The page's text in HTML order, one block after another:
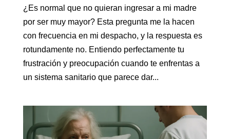
¿Es normal que no quieran ingresar a mi madre
por ser muy mayor? Esta pregunta me la hacen
con frecuencia en mi despacho, y la respuesta es
rotundamente no. Entiendo perfectamente tu
frustración y preocupación cuando te enfrentas a
un sistema sanitario que parece dar...